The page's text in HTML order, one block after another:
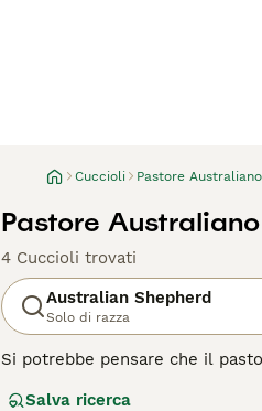
Cuccioli Pastore Australiano
Pastore
4 Cuccioli trovati
Australian Shepherd
Solo di razza
Si potrebbe pensare che il
sviluppare la razza che
Salva ricerca